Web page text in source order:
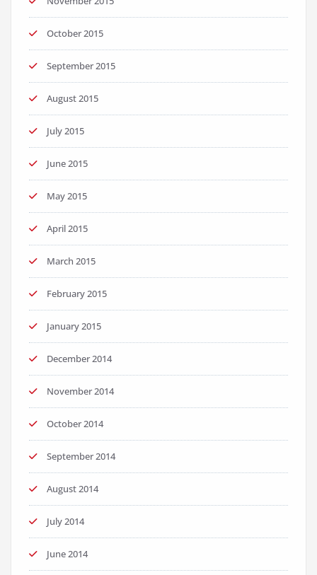
October 2015
September 2015
August 2015
July 2015
June 2015
May 2015
April 2015
March 2015
February 2015
January 2015
December 2014
November 2014
October 2014
September 2014
August 2014
July 2014
June 2014